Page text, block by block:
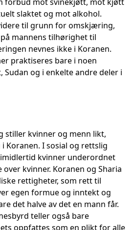
slaktet og mot alkohol.
til grunn for omskjæring,
mannens tilhørighet til
nevnes ikke i Koranen.
praktiseres bare i noen
Sudan og i enkelte andre deler i
stiller kvinner og menn likt,
Koranen. I sosial og rettslig
kvinner underordnet
kvinner. Koranen og Sharia
rettigheter, som rett til
egen formue og inntekt og
det halve av det en mann får.
teller også bare
oppfattes som en plikt for alle